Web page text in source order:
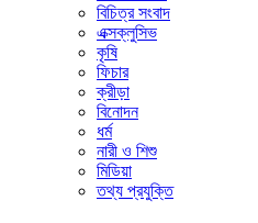
বিচিত্র সংবাদ
এক্সক্লুসিভ
কৃষি
ফিচার
ক্রীড়া
বিনোদন
ধর্ম
নারী ও শিশু
মিডিয়া
তথ্য প্রযুক্তি